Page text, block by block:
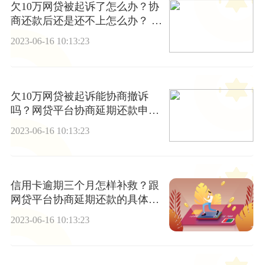
欠10万网贷被起诉了怎么办？协
商还款后还是还不上怎么办？ 全
球要闻
2023-06-16 10:13:23
欠10万网贷被起诉能协商撤诉
吗？网贷平台协商延期还款申请
2023-06-16 10:13:23
信用卡逾期三个月怎样补救？跟
网贷平台协商延期还款的具体程
序是什么？ 世界快看
2023-06-16 10:13:23